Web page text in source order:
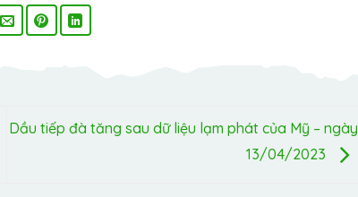
Dầu tiếp đà tăng sau dữ liệu lạm phát của Mỹ – ngày
13/04/2023